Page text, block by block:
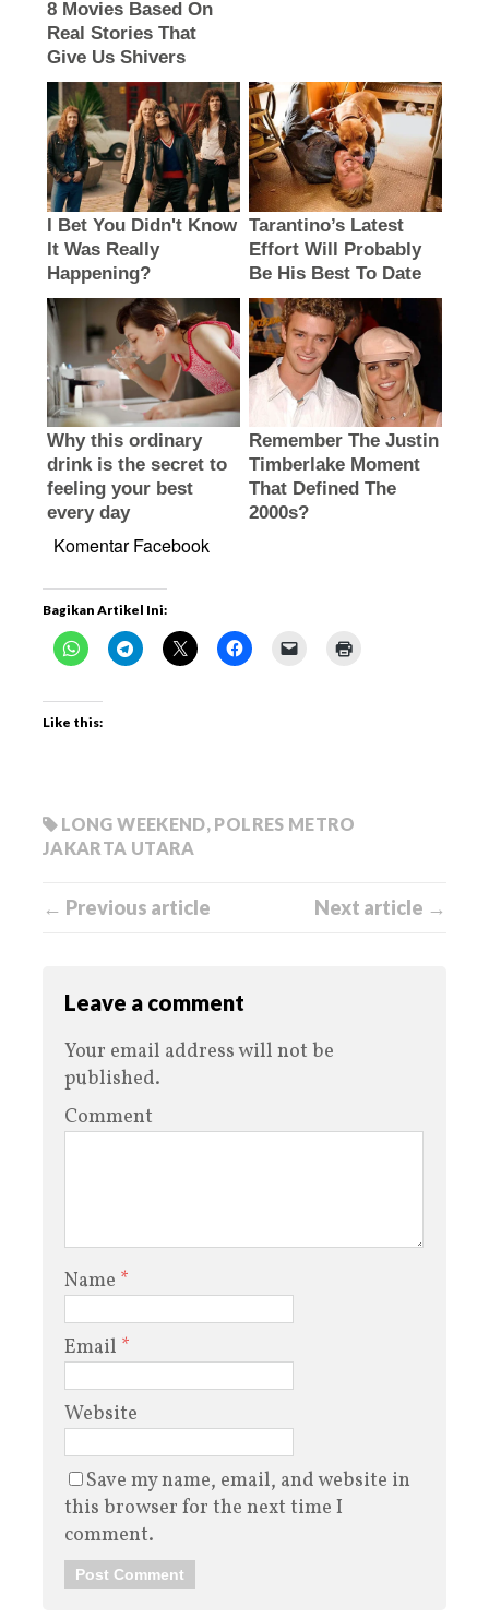
Komentar Facebook
Bagikan Artikel Ini:
Like this:
LONG WEEKEND, POLRES METRO
JAKARTA UTARA
← Previous article Next article →
Leave a comment
Your email address will not be
published.
Comment
Name *
Email *
Website
Save my name, email, and website in
this browser for the next time I
comment.